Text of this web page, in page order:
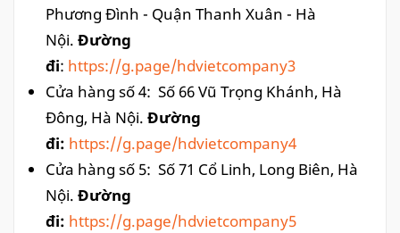
Phương Đình - Quận Thanh Xuân - Hà
Nội. Đường
đi: https://g.page/hdvietcompany3
Cửa hàng số 4: Số 66 Vũ Trọng Khánh, Hà
Đông, Hà Nội. Đường
đi: https://g.page/hdvietcompany4
Cửa hàng số 5: Số 71 Cổ Linh, Long Biên, Hà
Nội. Đường
đi: https://g.page/hdvietcompany5